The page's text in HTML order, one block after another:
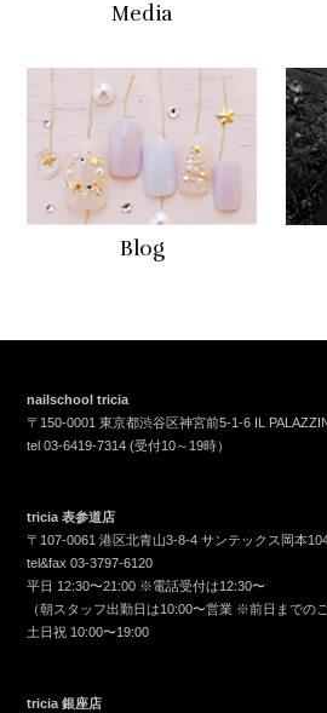
Media
Blog
nailschool tricia
〒150-0001 東京都渋谷区神宮前5-1-6 IL
tel03-6419-7314 (受付10～19時）
tricia 表参道店
〒107-0061 港区北青山3-8-4 サンテックス岡本
tel&fax03-3797-6120
平日 12:30〜21:00 ※電話受付は12:30〜
（朝スタッフ出勤日は10:00〜営業 ※前日までの
土日祝 10:00〜19:00
tricia 銀座店